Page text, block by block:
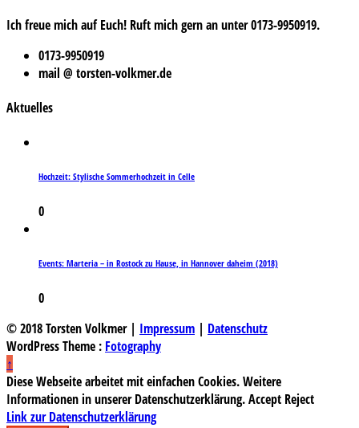
Ich freue mich auf Euch! Ruft mich gern an unter 0173-9950919.
0173-9950919
mail @ torsten-volkmer.de
Aktuelles
Hochzeit: Stylische Sommerhochzeit in Celle
0
Events: Marteria – in Rostock zu Hause, in Hannover daheim (2018)
0
© 2018 Torsten Volkmer | Impressum | Datenschutz
WordPress Theme : Fotography
↑
Diese Webseite arbeitet mit einfachen Cookies. Weitere
Informationen in unserer Datenschutzerklärung.Accept Reject
Link zur Datenschutzerklärung